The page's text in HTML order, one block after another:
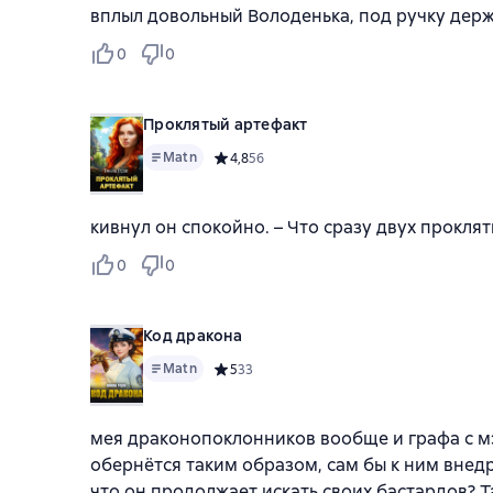
вплыл довольный Володенька, под ручку
0 0
Проклятый артефакт
Matn Средний рейтинг 4,8 на основе 56 оценок
4,856
кивнул он спокойно. – Что сразу двух
0 0
Код дракона
Matn Средний рейтинг 5 на основе 33 оценок
533
мея драконопоклонников вообще и графа с
обернётся таким образом, сам бы к ним